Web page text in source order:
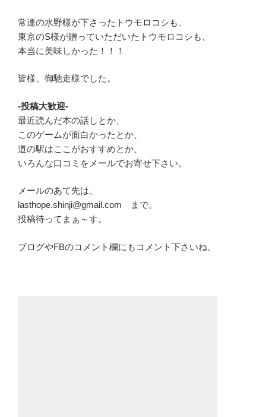
常連の水野様が下さったトウモロコシも、
東京のS様が贈っていただいたトウモロコシも、
本当に美味しかった！！！
皆様、御馳走様でした。
-投稿大歓迎-
最近読んだ本の話しとか、
このゲームが面白かったとか、
道の駅はここがおすすめとか、
いろんな口コミをメールでお寄せ下さい。
メールのあて先は、
lasthope.shinji@gmail.com まで。
投稿待ってまぁ～す。
ブログやFBのコメント欄にもコメント下さいね。